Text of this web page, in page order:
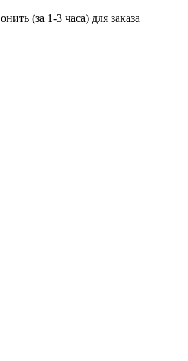
(за 1-3 часа) для заказа